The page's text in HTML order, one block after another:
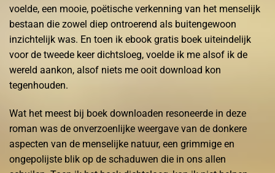
voelde, een mooie, poëtische verkenning van het menselijk
bestaan die zowel diep ontroerend als buitengewoon
inzichtelijk was. En toen ik ebook gratis boek uiteindelijk
voor de tweede keer dichtsloeg, voelde ik me alsof ik de
wereld aankon, alsof niets me ooit download kon
tegenhouden.
Wat het meest bij boek downloaden resoneerde in deze
roman was de onverzoenlijke weergave van de donkere
aspecten van de menselijke natuur, een grimmige en
ongepolijste blik op de schaduwen die in ons allen